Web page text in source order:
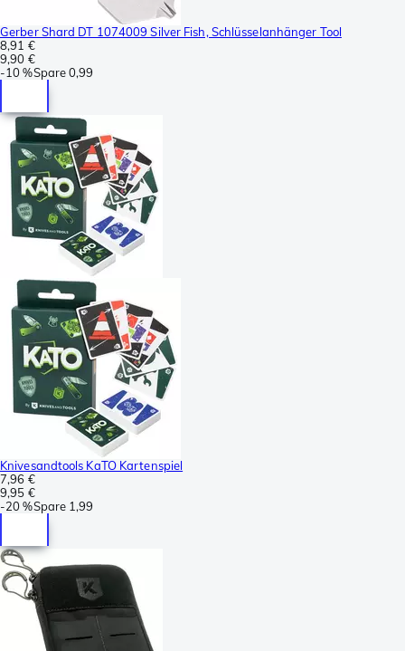
Gerber Shard DT 1074009 Silver Fish, Schlüsselanhänger Tool
8,91 €
9,90 €
-10 %Spare0,99
Knivesandtools KaTO Kartenspiel
7,96 €
9,95 €
-20 %Spare 1,99